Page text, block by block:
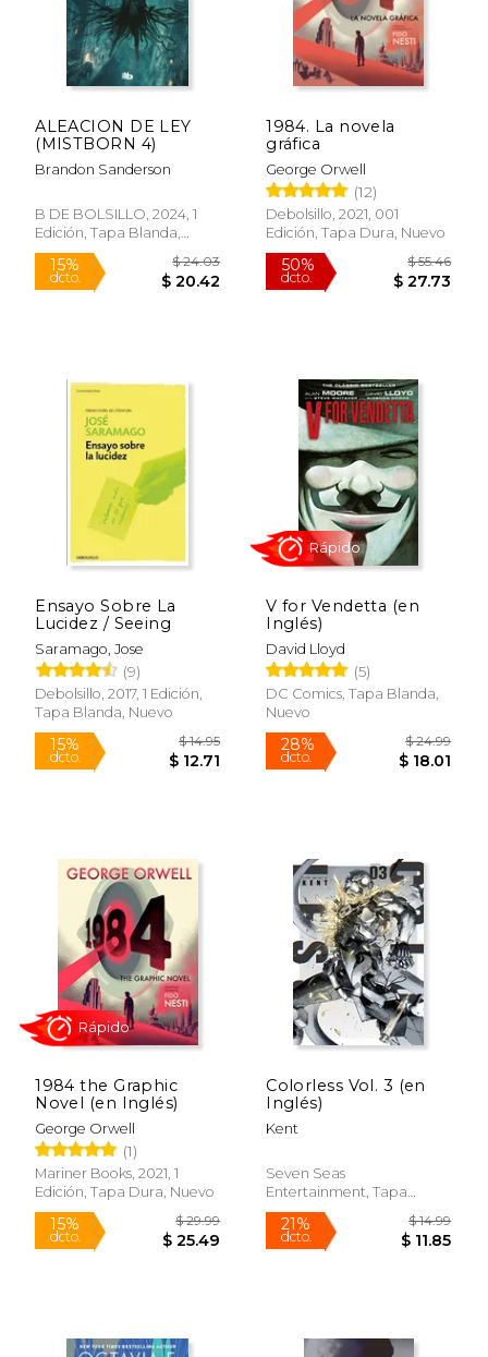
40%
dcto.
50%
dcto.
15%
dcto. $ 30.56
Rápido
50%
dcto.
ALEACION DE LEY
(MISTBORN 4)
Brandon Sanderson
B DE BOLSILLO, 2024, 1
Edición, Tapa Blanda,
Nuevo
1984. La novela
gráfica
George Orwell
(12)
Debolsillo, 2021, 001
Edición, Tapa Dura, Nuevo
Ensayo Sobre La
Lucidez / Seeing
Saramago, Jose
(9)
Debolsillo, 2017, 1 Edición,
Tapa Blanda, Nuevo
V for Vendetta (en
Inglés)
David Lloyd
(5)
DC Comics, Tapa Blanda,
Nuevo
1984 the Graphic
Novel (en Inglés)
George Orwell
(1)
Mariner Books, 2021, 1
Edición, Tapa Dura, Nuevo
Colorless Vol. 3 (en
Inglés)
Kent
Seven Seas
Entertainment, Tapa
Blanda, Nuevo